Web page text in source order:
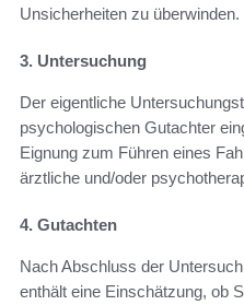
Unsicherheiten zu überwinden.
3. Untersuchung
Der eigentliche
psychologischen Gutachter
Eignung zum Führen eines
ärztliche und/oder
4. Gutachten
Nach Abschluss der
enthält eine Einschätzung, ob